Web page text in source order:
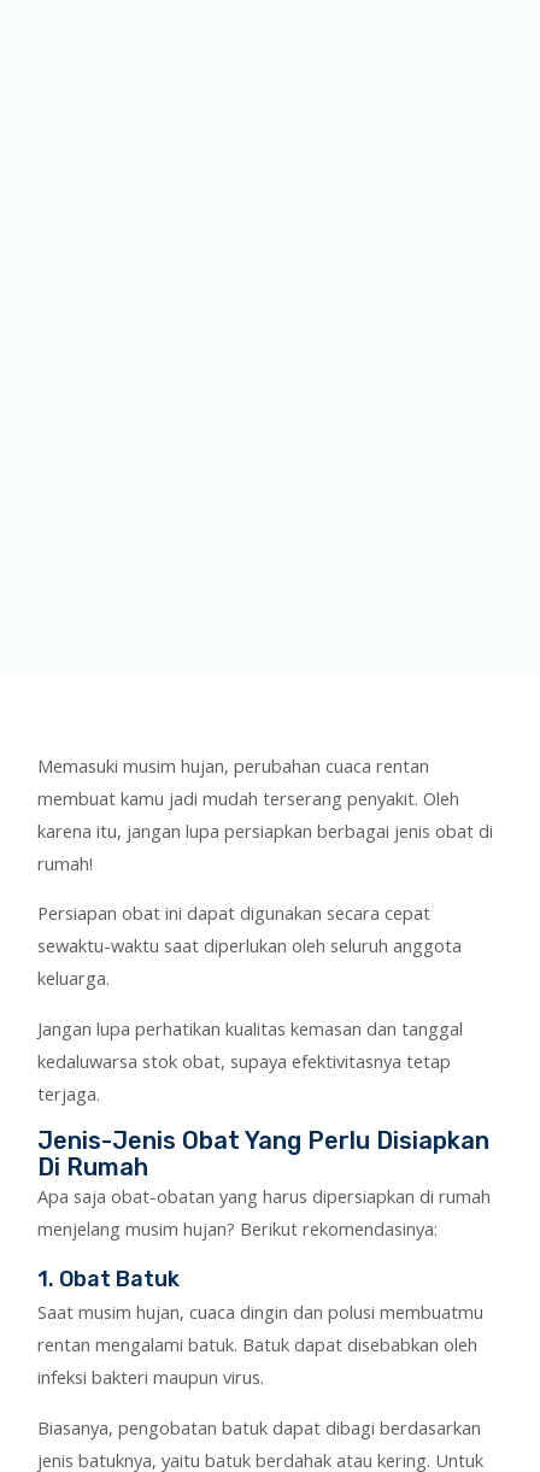
Memasuki musim hujan, perubahan cuaca rentan
membuat kamu jadi mudah terserang penyakit. Oleh
karena itu, jangan lupa persiapkan berbagai jenis obat di
rumah!
Persiapan obat ini dapat digunakan secara cepat
sewaktu-waktu saat diperlukan oleh seluruh anggota
keluarga.
Jangan lupa perhatikan kualitas kemasan dan tanggal
kedaluwarsa stok obat, supaya efektivitasnya tetap
terjaga.
Jenis-Jenis Obat Yang Perlu Disiapkan
Di Rumah
Apa saja obat-obatan yang harus dipersiapkan di rumah
menjelang musim hujan? Berikut rekomendasinya:
1. Obat Batuk
Saat musim hujan, cuaca dingin dan polusi membuatmu
rentan mengalami batuk. Batuk dapat disebabkan oleh
infeksi bakteri maupun virus.
Biasanya, pengobatan batuk dapat dibagi berdasarkan
jenis batuknya, yaitu batuk berdahak atau kering. Untuk